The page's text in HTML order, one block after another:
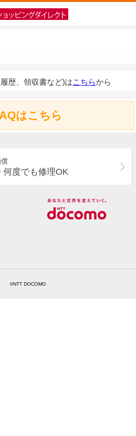
歴、領収書など)はこちらから
はこちら
何度でも修理OK
©NTT DOCOMO